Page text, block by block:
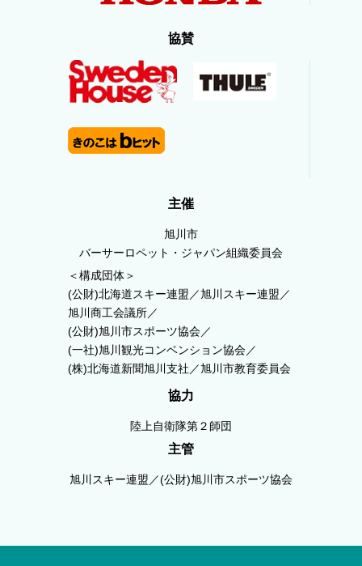
協賛
主催
旭川市
バーサーロペット・ジャパン組織委員会
＜構成団体＞
(公財)北海道スキー連盟／旭川スキー連盟／
旭川商工会議所／
(公財)旭川市スポーツ協会／
(一社)旭川観光コンベンション協会／
(株)北海道新聞旭川支社／旭川市教育委員会
協力
陸上自衛隊第２師団
主管
旭川スキー連盟／(公財)旭川市スポーツ協会